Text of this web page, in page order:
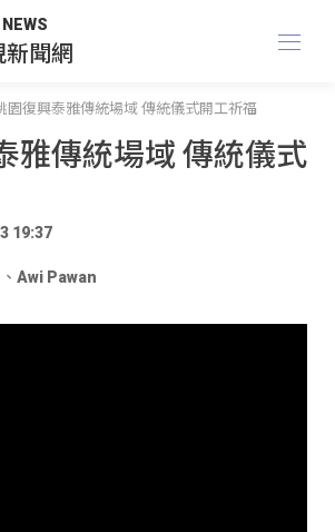
聞網
園復興泰雅傳統場域 傳統儀式開工祈福
雅傳統場域 傳統儀式
19:37
、 Awi Pawan